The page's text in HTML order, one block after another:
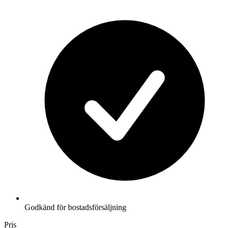
Godkänd för bostadsförsäljning
Pris